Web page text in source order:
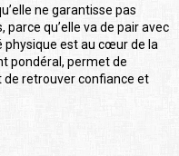
ne garantisse pas
qu’elle va de pair avec
physique est au cœur de la
pondéral, permet de
retrouver confiance et